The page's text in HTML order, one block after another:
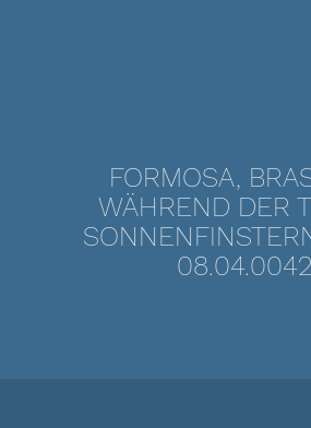
FORMOSA,
WÄHREND DER
08.04.0042